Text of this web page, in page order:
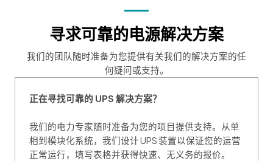
寻求可靠的电源解决方案
我们的团队随时准备为您提供有关我们的解决方案的任
何疑问或支持。
正在寻找可靠的 UPS 解决方案？
我们的电力专家随时准备为您的项目提供支持。从单
相到模块化系统，我们设计 UPS 装置以保证您的运营
正常运行，填写表格并获得快速、无义务的报价。